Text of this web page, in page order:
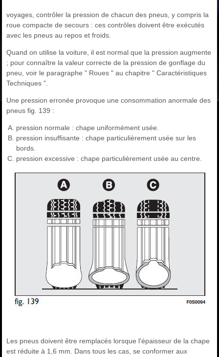
voyages, contrôler la pression de chacun des pneus, y compris la
roue compacte de secours : ces contrôles doivent être exécutés
avec les pneus au repos et froids.
Quand on utilise la voiture, il est normal que la pression augmente
; pour connaître la valeur correcte de la pression de gonflage du
pneu, voir le paragraphe " Roues " au chapitre " Caractéristiques
Techniques ".
Une pression erronée provoque une consommation anormale des
pneus fig. 139 :
pression normale : chape uniformément usée.
pression insuffisante : chape particulièrement usée sur les
bords.
pression excessive : chape particulièrement usée au centre.
Les pneus doivent être remplacés lorsque l'épaisseur de la chape
est réduite à 1,6 mm. Dans tous les cas, se conformer aux